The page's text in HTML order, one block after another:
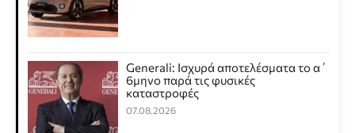
Generali: Ισχυρά αποτελέσματα το α΄
6μηνο παρά τις φυσικές
καταστροφές
07.08.2026